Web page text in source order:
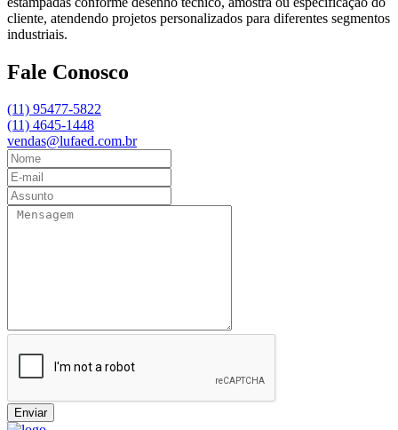
cliente, atendendo projetos personalizados para diferentes segmentos
industriais.
Fale Conosco
(11) 95477-5822
(11) 4645-1448
vendas@lufaed.com.br
Enviar